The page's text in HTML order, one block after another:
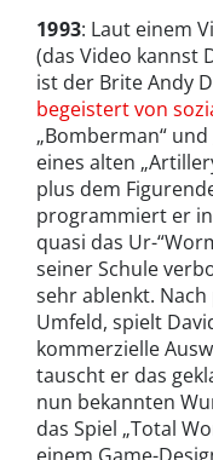
1993: Laut einem
(das Video kannst
ist der Brite Andy
begeistert von
„Bomberman“
eines alten
plus dem
programmiert er
quasi das Ur-
seiner Schule
sehr ablenkt.
Umfeld, spielt
kommerzielle
tauscht er das
nun bekannten
das Spiel „Total